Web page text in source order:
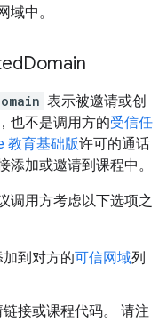
域中。
Domain
表示被邀请或创
也不是调用方的受信任
教育基础版许可的通话
加或邀请到课程中。
调用方考虑以下选项之
到对方的可信网域列
接或课程代码。 请注